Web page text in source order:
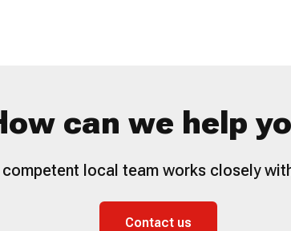
can we help
local team works closely
Contact us